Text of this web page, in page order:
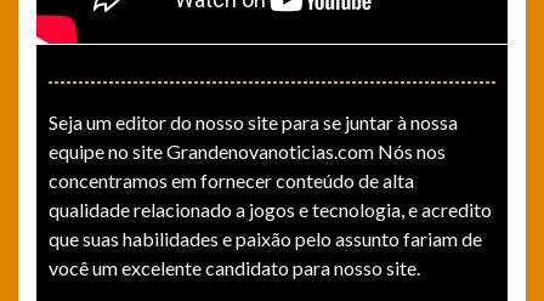
Seja um editor do nosso site para se juntar à nossa
equipe no site Grandenovanoticias.com Nós nos
concentramos em fornecer conteúdo de alta
qualidade relacionado a jogos e tecnologia, e acredito
que suas habilidades e paixão pelo assunto fariam de
você um excelente candidato para nosso site.